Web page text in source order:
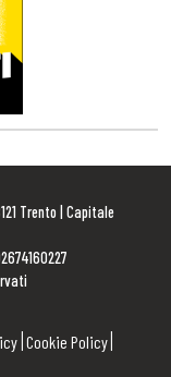
Trento | Capitale
Cookie Policy